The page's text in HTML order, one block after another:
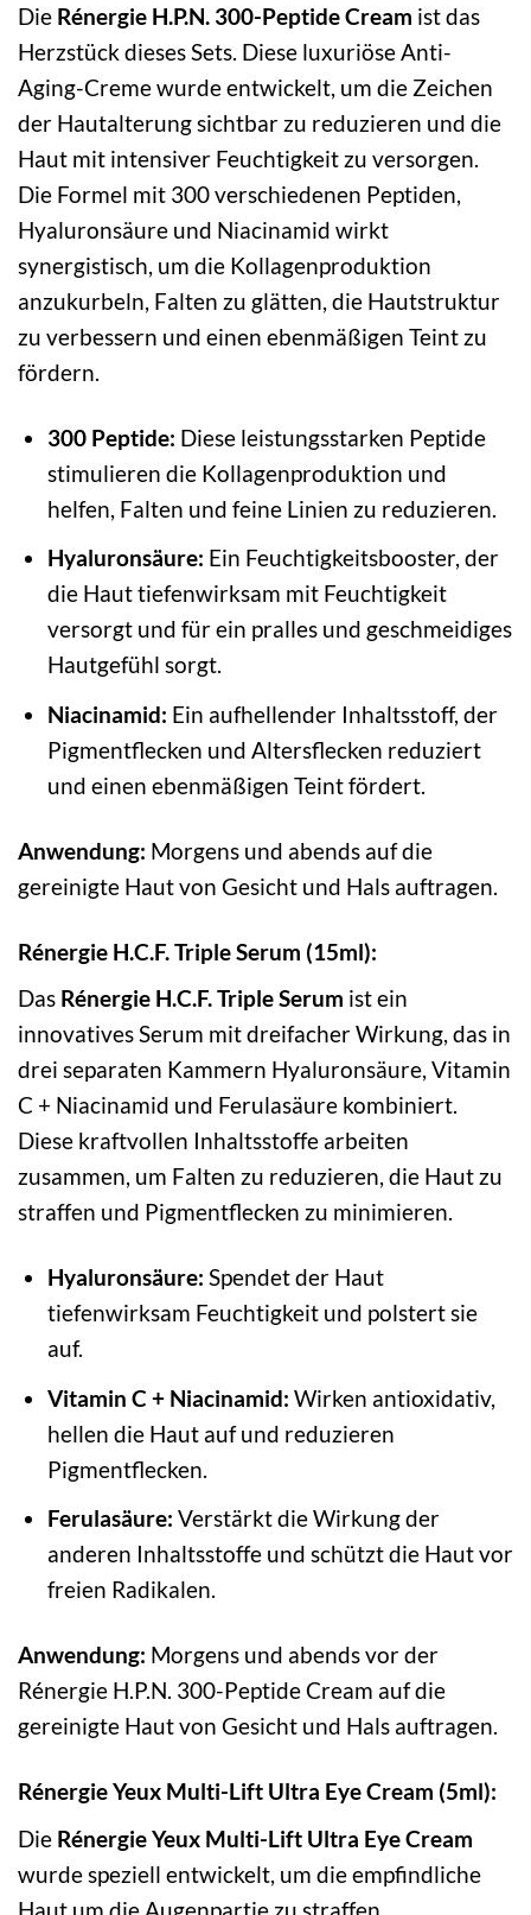
Die Rénergie H.P.N. 300-Peptide Cream ist das
Herzstück dieses Sets. Diese luxuriöse Anti-
Aging-Creme wurde entwickelt, um die Zeichen
der Hautalterung sichtbar zu reduzieren und die
Haut mit intensiver Feuchtigkeit zu versorgen.
Die Formel mit 300 verschiedenen Peptiden,
Hyaluronsäure und Niacinamid wirkt
synergistisch, um die Kollagenproduktion
anzukurbeln, Falten zu glätten, die Hautstruktur
zu verbessern und einen ebenmäßigen Teint zu
fördern.
300 Peptide: Diese leistungsstarken Peptide
stimulieren die Kollagenproduktion und
helfen, Falten und feine Linien zu reduzieren.
Hyaluronsäure: Ein Feuchtigkeitsbooster, der
die Haut tiefenwirksam mit Feuchtigkeit
versorgt und für ein pralles und geschmeidiges
Hautgefühl sorgt.
Niacinamid: Ein aufhellender Inhaltsstoff, der
Pigmentflecken und Altersflecken reduziert
und einen ebenmäßigen Teint fördert.
Anwendung: Morgens und abends auf die
gereinigte Haut von Gesicht und Hals auftragen.
Rénergie H.C.F. Triple Serum (15ml):
Das Rénergie H.C.F. Triple Serum ist ein
innovatives Serum mit dreifacher Wirkung, das in
drei separaten Kammern Hyaluronsäure, Vitamin
C + Niacinamid und Ferulasäure kombiniert.
Diese kraftvollen Inhaltsstoffe arbeiten
zusammen, um Falten zu reduzieren, die Haut zu
straffen und Pigmentflecken zu minimieren.
Hyaluronsäure: Spendet der Haut
tiefenwirksam Feuchtigkeit und polstert sie
auf.
Vitamin C + Niacinamid: Wirken antioxidativ,
hellen die Haut auf und reduzieren
Pigmentflecken.
Ferulasäure: Verstärkt die Wirkung der
anderen Inhaltsstoffe und schützt die Haut vor
freien Radikalen.
Anwendung: Morgens und abends vor der
Rénergie H.P.N. 300-Peptide Cream auf die
gereinigte Haut von Gesicht und Hals auftragen.
Rénergie Yeux Multi-Lift Ultra Eye Cream (5ml):
Die Rénergie Yeux Multi-Lift Ultra Eye Cream
wurde speziell entwickelt, um die empfindliche
Haut um die Augenpartie zu straffen,